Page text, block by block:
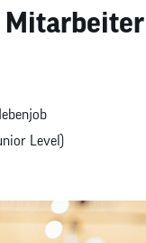
Level)